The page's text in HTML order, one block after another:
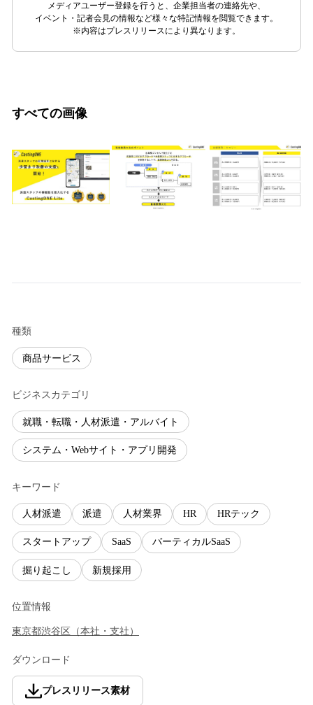
メディアユーザー登録を行うと、企業担当者の連絡先や、
イベント・記者会見の情報など様々な特記情報を閲覧できます。
※内容はプレスリリースにより異なります。
すべての画像
種類
商品サービス
ビジネスカテゴリ
就職・転職・人材派遣・アルバイト
システム・Webサイト・アプリ開発
キーワード
人材派遣 派遣 人材業界 HR HRテック
スタートアップ SaaS バーティカルSaaS
掘り起こし 新規採用
位置情報
東京都渋谷区 （本社・支社 ）
ダウンロード
プレスリリース素材